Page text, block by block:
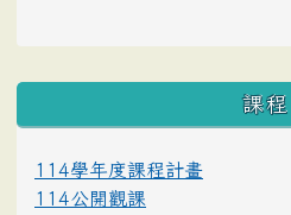
課程
114學年度課程計畫
114公開觀課